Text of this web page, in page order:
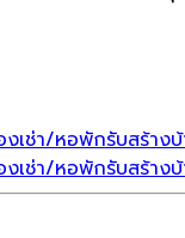
งเช่า/หอพักรับสร้าง
งเช่า/หอพักรับสร้าง